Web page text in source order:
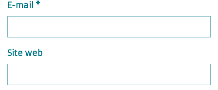
E-mail *
Site web